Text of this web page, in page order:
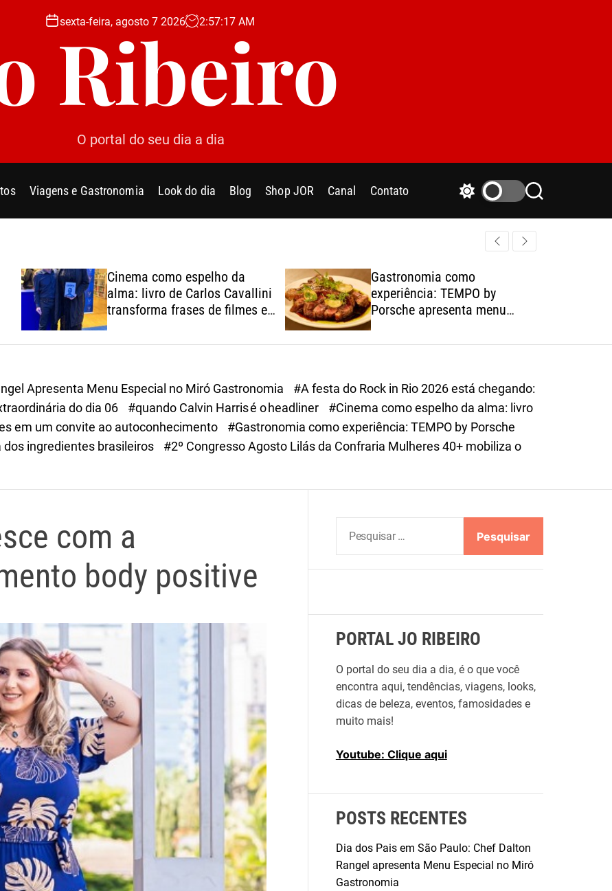
sexta-feira, agosto 7 2026 2:57:19 AM
Ribeiro
O portal do seu dia a dia
Viagens e Gastronomia Look do dia Blog Shop JOR Canal Contato
c
o
l
m
e
S
r
c
Cinema como espelho da
alma: livro de Carlos Cavallini
transforma frases de filmes em
um convite ao
autoconhecimento
Gastronomia como
experiência: TEMPO by
Porsche apresenta menu
autoral inspirado na riqueza
dos ingredientes brasileiros
Apresenta Menu Especial no Miró Gastronomia
#A festa do Rock in Rio 2026 está chegando:
do dia 06
#quando Calvin Harris é o headliner
#Cinema como espelho da alma: livro
em um convite ao autoconhecimento
#Gastronomia como experiência: TEMPO by Porsche
ingredientes brasileiros
#2º Congresso Agosto Lilás da Confraria Mulheres 40+ mobiliza o
com a
body positive
s
i
a
r
o
PORTAL JO RIBEIRO
O portal do seu dia a dia, é o que você
encontra aqui, tendências, viagens, looks,
dicas de beleza, eventos, famosidades e
muito mais!
Youtube: Clique aqui
POSTS RECENTES
Dia dos Pais em São Paulo: Chef Dalton
Rangel apresenta Menu Especial no Miró
Gastronomia